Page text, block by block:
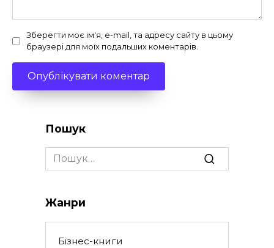
Зберегти моє ім'я, e-mail, та адресу сайту в цьому
браузері для моїх подальших коментарів.
Пошук
Search
for:
Жанри
Бізнес-книги